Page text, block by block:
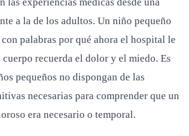
a la de los adultos. Un niño pequeño
palabras por qué ahora el hospital le
recuerda el dolor y el miedo. Es
pequeños no dispongan de las
necesarias para comprender que un
era necesario o temporal.